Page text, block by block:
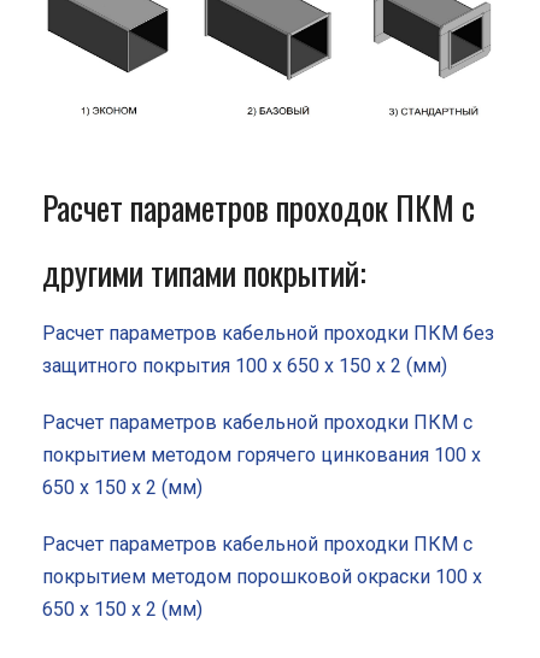
Расчет параметров проходок ПКМ с
другими типами покрытий:
Расчет параметров кабельной проходки ПКМ без
защитного покрытия 100 x 650 x 150 x 2 (мм)
Расчет параметров кабельной проходки ПКМ с
покрытием методом горячего цинкования 100 x
650 x 150 x 2 (мм)
Расчет параметров кабельной проходки ПКМ с
покрытием методом порошковой окраски 100 x
650 x 150 x 2 (мм)